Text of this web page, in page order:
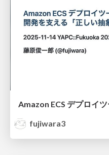
fujiwara3